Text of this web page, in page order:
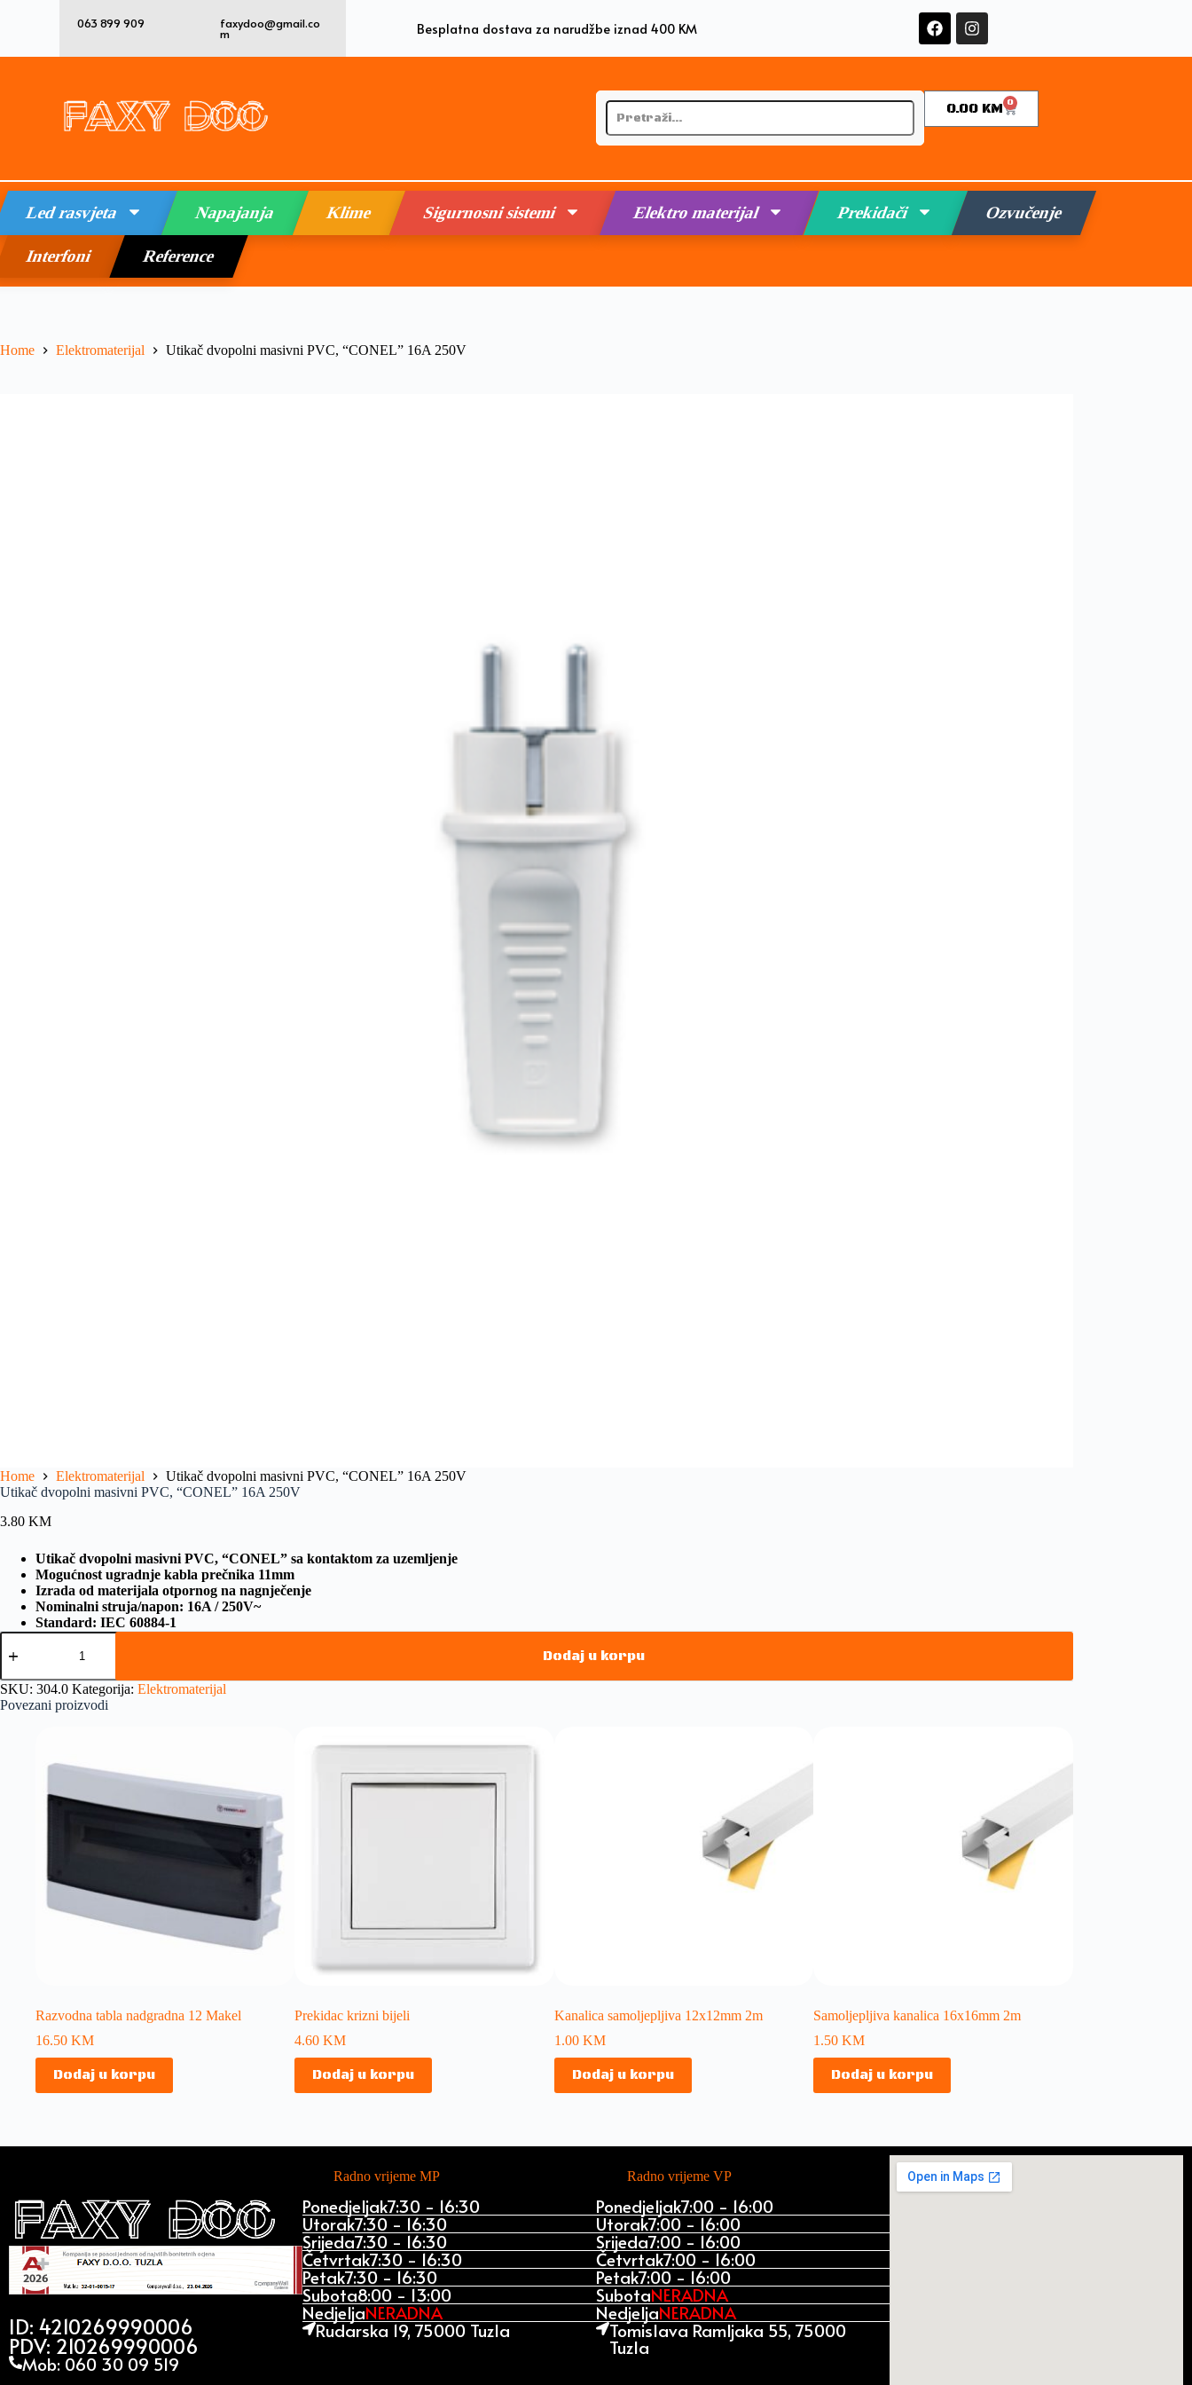
063 899 909 faxydoo@gmail.co
m Besplatna dostava za narudžbe iznad 400 KM
0.00 KM 0
Led rasvjeta Napajanja Klime Sigurnosni sistemi Elektro materijal Prekidači Ozvučenje
Interfoni Reference
Home Elektromaterijal Utikač dvopolni masivni PVC, “CONEL” 16A 250V
Home Elektromaterijal
Utikač dvopolni masivni PVC, “CONEL” 16A 250V
Utikač dvopolni masivni PVC, “CONEL” 16A 250V
3.80 KM
Utikač dvopolni masivni PVC, “CONEL” sa kontaktom za uzemljenje
Mogućnost ugradnje kabla prečnika 11mm
Izrada od materijala otpornog na nagnječenje
Nominalni struja/napon: 16A / 250V~
Standard: IEC 60884-1
Dodaj u korpu
SKU: 304.0 Kategorija: Elektromaterijal
Povezani proizvodi
Razvodna tabla nadgradna 12 Makel
16.50 KM
Dodaj u korpu
Prekidac krizni bijeli
4.60KM
Dodaj u korpu
Kanalica samoljepljiva 12x12mm 2m
1.00 KM
Dodaj u korpu
Samoljepljiva kanalica 16x16mm 2m
1.50KM
Dodaj u korpu
ID: 4210269990006
PDV: 210269990006
Mob: 060 30 09 519
Radno vrijeme MP
Ponedjeljak7:30 - 16:30
Utorak7:30 - 16:30
Srijeda7:30 - 16:30
Četvrtak7:30 - 16:30
Petak7:30 - 16:30
Subota8:00 - 13:00
NedjeljaNERADNA
Rudarska 19, 75000 Tuzla
Radno vrijeme VP
Ponedjeljak7:00 - 16:00
Utorak7:00 - 16:00
Srijeda7:00 - 16:00
Četvrtak7:00 - 16:00
Petak7:00 - 16:00
SubotaNERADNA
NedjeljaNERADNA
Tomislava Ramljaka 55, 75000
Tuzla